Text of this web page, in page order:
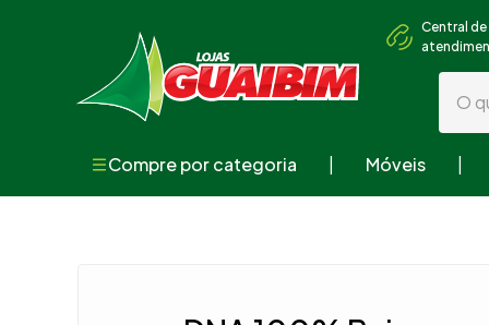
Central de
O
Compre por categoria Móveis
Termos